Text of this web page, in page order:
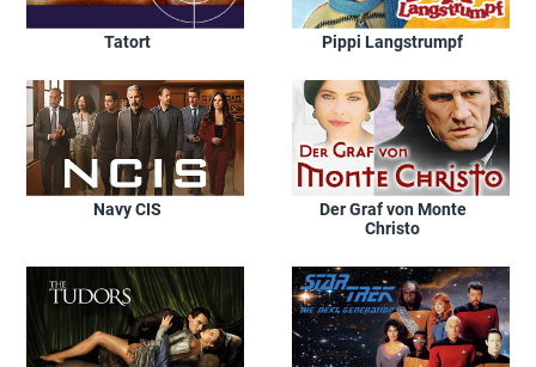
Tatort Pippi Langstrumpf
Navy CIS
Der Graf von Monte
Christo